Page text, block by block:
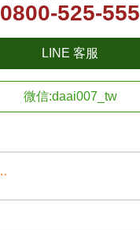
0800-525-555
LINE 客服
微信:daai007_tw